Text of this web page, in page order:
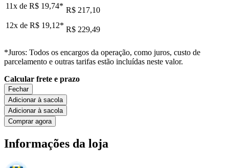
11x de R$ 19,74* R$ 217,10
12x de R$ 19,12* R$ 229,49
*Juros: Todos os encargos da operação, como juros, custo de
parcelamento e outras tarifas estão incluídas neste valor.
Calcular frete e prazo
Fechar
Adicionar à sacola
Adicionar à sacola
Comprar agora
Informações da loja